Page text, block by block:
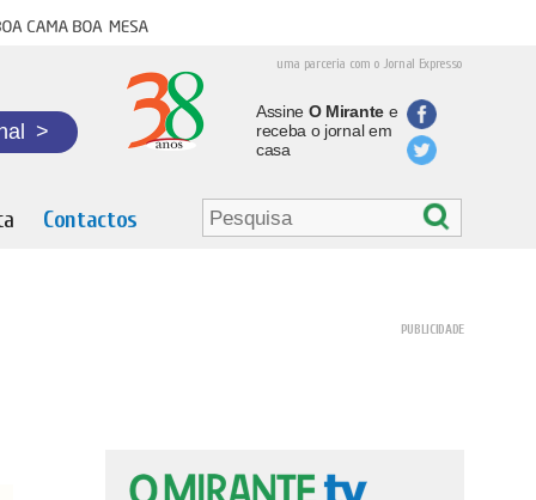
cama boa mesa
uma parceria com o Jornal Expresso
>
Assine O Mirantee
receba o jornal em
casa
Contactos